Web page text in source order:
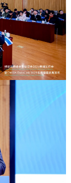
会展
上市公司